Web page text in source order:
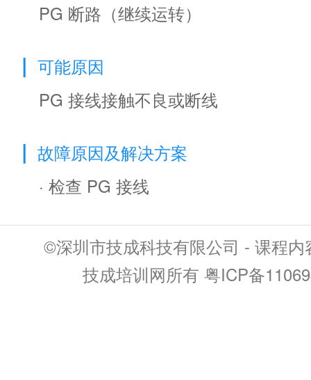
PG 断路（继续运转）
| 可能原因
PG 接线接触不良或断线
| 故障原因及解决方案
· 检查 PG 接线
©深圳市技成科技有限公司 - 课程
技成培训网所有 粤ICP备